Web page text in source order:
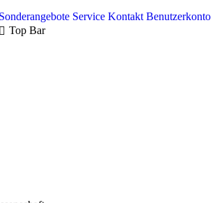
Sonderangebote Service Kontakt Benutzerkonto
Top Bar